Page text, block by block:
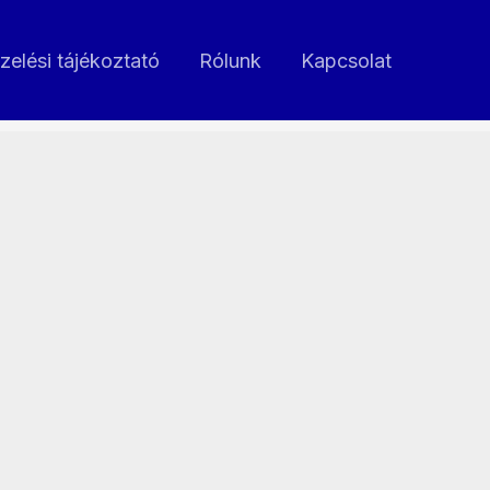
tájékoztató Rólunk Kapcsolat